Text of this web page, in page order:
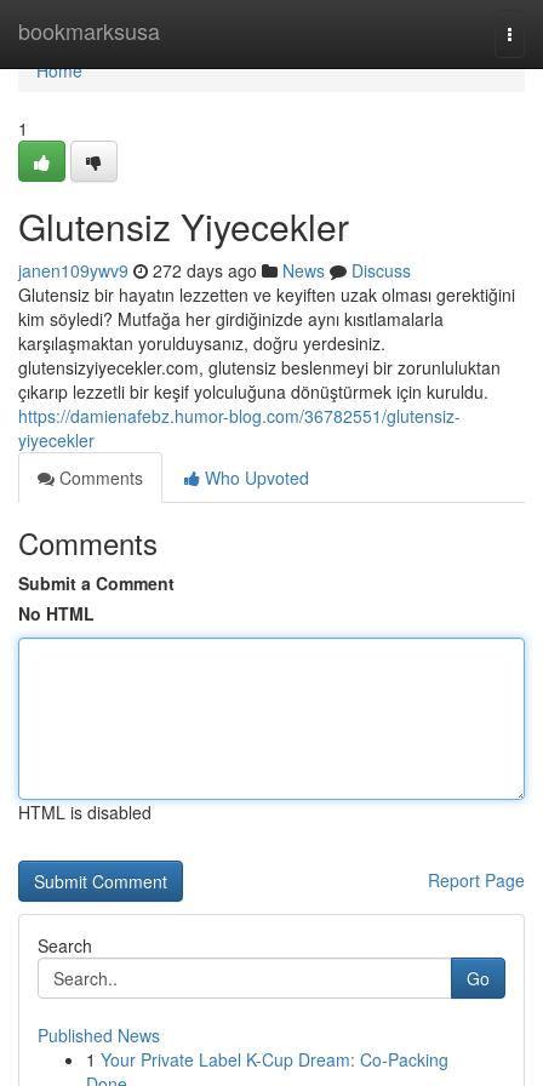
bookmarksusa
Home
Home
1
Glutensiz Yiyecekler
janen109ywv9 272 days ago News
Discuss
Glutensiz bir hayatın lezzetten ve keyiften uzak olması gerektiğini
kim söyledi? Mutfağa her girdiğinizde aynı kısıtlamalarla
karşılaşmaktan yorulduysanız, doğru yerdesiniz.
glutensizyiyecekler.com, glutensiz beslenmeyi bir zorunluluktan
çıkarıp lezzetli bir keşif yolculuğuna dönüştürmek için kuruldu.
https://damienafebz.humor-blog.com/36782551/glutensiz-
yiyecekler
Comments
Who Upvoted
Comments
Submit a Comment
No HTML
HTML is disabled
Report Page
Search
Go
Published News
1 Your Private Label K-Cup Dream: Co-Packing